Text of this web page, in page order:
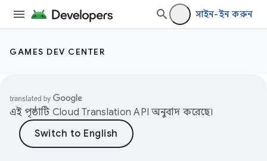
সাইন-ইন করুন
GAMES DEV CENTER
এই পৃষ্ঠাটি Cloud Translation API অনুবাদ করেছে।